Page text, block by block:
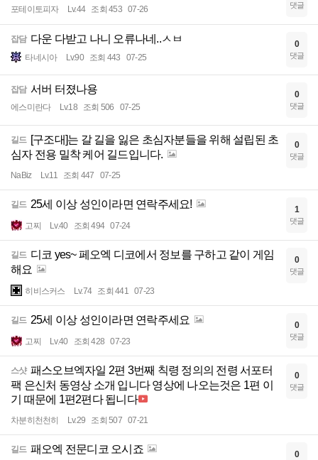
포테이토피자 Lv.44 조회 453 07-26 댓글
잡담 다운 다받고 나니 오류나네..ㅅㅂ
타네시아 Lv.90 조회 443 07-25
0
댓글
잡담 서버 터졌나용
에스미란다 Lv.18 조회 506 07-25
0
댓글
길드 [구조대]는 갈 길을 잃은 초심자분들을 위해 설립된 초
심자 전용 밀착 케어 길드입니다.
NaBiz Lv.11 조회 447 07-25
0
댓글
길드 25세 이상 성인이라면 연락주세요!
고찌 Lv.40 조회 494 07-24
1
댓글
길드 디코 yes~ 페오엑 디코에서 정보를 구하고 같이 게임
해요
히비스커스 Lv.74 조회 441 07-23
0
댓글
길드 25세 이상 성인이라면 연락주세요
고찌 Lv.40 조회 428 07-23
0
댓글
스샷 패스오브엑자일 2편 3번째 칙령 정의의 전령 서포터
팩 은신처 동영상 소개 입니다 영상에 나오는것은 1편 이
기 때문에 1편2편다 됩니다
차분히천천히 Lv.29 조회 507 07-21
0
댓글
길드 패오엑 전문디코 오시죠 0